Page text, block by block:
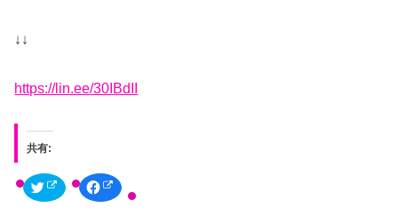
↓↓
https://lin.ee/30IBdII
共有:
ク
ッ
F
c